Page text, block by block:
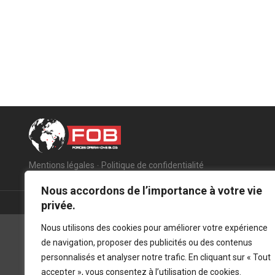
Nous accordons de l’importance à votre vie
privée.
Nous utilisons des cookies pour améliorer votre expérience
de navigation, proposer des publicités ou des contenus
personnalisés et analyser notre trafic. En cliquant sur « Tout
accepter », vous consentez à l’utilisation de cookies.
Mentions légales - Politique de confidentialité